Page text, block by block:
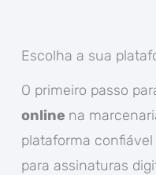
Escolha a sua
O primeiro passo
online na
plataforma
para assinaturas